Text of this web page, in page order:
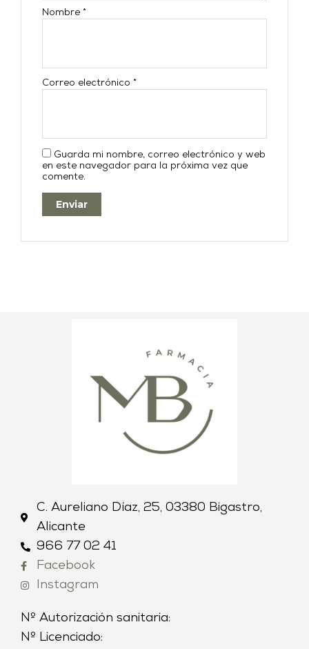
Nombre*
Correo electrónico*
Guarda mi nombre, correo electrónico y web
en este navegador para la próxima vez que
comente.
C. Aureliano Díaz, 25, 03380 Bigastro,
Alicante
966 77 02 41
Facebook
Instagram
Nº Autorización sanitaria:
Nº Licenciado: